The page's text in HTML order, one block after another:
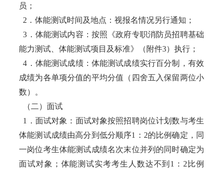
员；
2．体能测试时间及地点：视报名情况另行通知；
3．体能测试内容：按照《政府专职消防员招聘基础
能力测试、体能测试项目及标准》（附件3）执行；
4．体能测试成绩：体能测试成绩实行百分制，有效
成绩为各单项分值的平均分值（四舍五入保留两位小
数）。
（二）面试
1．面试对象：面试对象按照招聘岗位计划数与考生
体能测试成绩由高分到低分顺序1：2的比例确定，同
一岗位考生体能测试成绩名次末位并列的同时确定为
面试对象；体能测试实考考生人数达不到1：2比例